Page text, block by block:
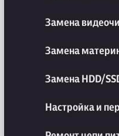
Замена
Замена
Замена HDD/
Настройка и